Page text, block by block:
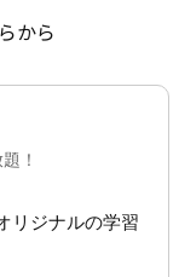
から